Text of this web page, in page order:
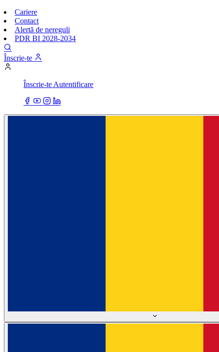
Cariere
Contact
Alertă de nereguli
PDR BI 2028-2034
Înscrie-te
Înscrie-te Autentificare